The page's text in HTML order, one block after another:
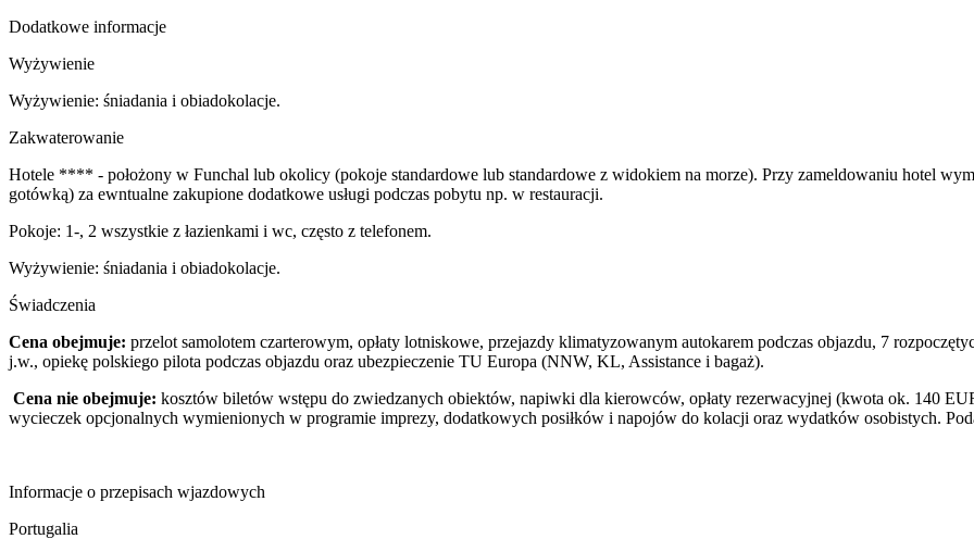
Dodatkowe informacje
Wyżywienie
Wyżywienie: śniadania i obiadokolacje.
Zakwaterowanie
Hotele **** - położony w Funchal lub okolicy (pokoje standardowe lub standardowe z widokiem na morze). Przy zameldowaniu hotel
gotówką) za ewntualne zakupione dodatkowe usługi podczas pobytu np. w restauracji.
Pokoje: 1-, 2 wszystkie z łazienkami i wc, często z telefonem.
Wyżywienie: śniadania i obiadokolacje.
Świadczenia
Cena obejmuje: przelot samolotem czarterowym, opłaty lotniskowe, przejazdy klimatyzowanym autokarem podczas objazdu, 7
j.w., opiekę polskiego pilota podczas objazdu oraz ubezpieczenie TU Europa (NNW, KL, Assistance i bagaż).
Cena nie obejmuje: kosztów biletów wstępu do zwiedzanych obiektów, napiwki dla kierowców, opłaty rezerwacyjnej (kwota ok. 140
wycieczek opcjonalnych wymienionych w programie imprezy, dodatkowych posiłków i napojów do kolacji oraz wydatków osobistych.
Informacje o przepisach wjazdowych
Portugalia